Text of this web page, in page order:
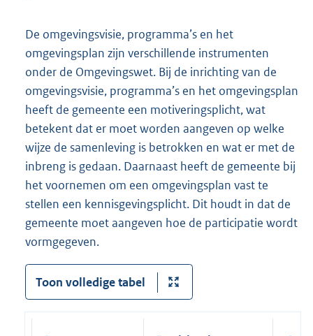
De omgevingsvisie, programma’s en het
omgevingsplan zijn verschillende instrumenten
onder de Omgevingswet. Bij de inrichting van de
omgevingsvisie, programma’s en het omgevingsplan
heeft de gemeente een motiveringsplicht, wat
betekent dat er moet worden aangeven op welke
wijze de samenleving is betrokken en wat er met de
inbreng is gedaan. Daarnaast heeft de gemeente bij
het voornemen om een omgevingsplan vast te
stellen een kennisgevingsplicht. Dit houdt in dat de
gemeente moet aangeven hoe de participatie wordt
vormgegeven.
Toon volledige tabel